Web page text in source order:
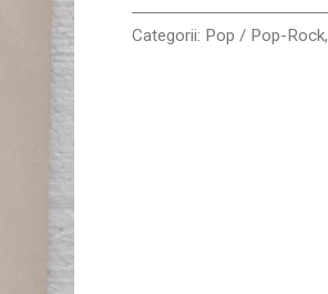
VG+
Categorii: Pop / Pop-Rock,